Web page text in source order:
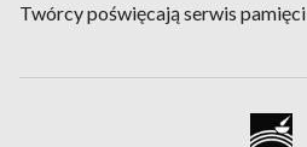
Twórcy poświęcają serwis pamięci